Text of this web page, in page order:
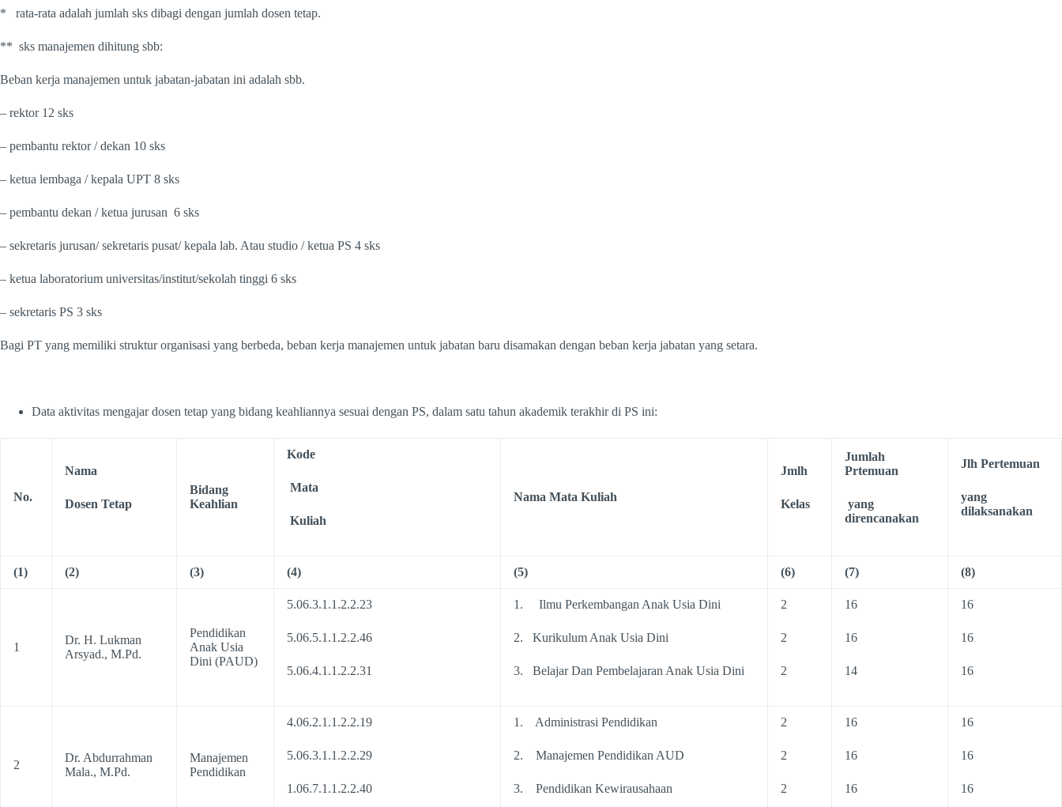
* rata-rata adalah jumlah sks dibagi dengan jumlah dosen tetap.
** sks manajemen dihitung sbb:
Beban kerja manajemen untuk jabatan-jabatan ini adalah sbb.
– rektor 12 sks
– pembantu rektor / dekan 10 sks
– ketua lembaga / kepala UPT 8 sks
– pembantu dekan / ketua jurusan 6 sks
– sekretaris jurusan/ sekretaris pusat/ kepala lab. Atau studio / ketua PS 4 sks
– ketua laboratorium universitas/institut/sekolah tinggi 6 sks
– sekretaris PS 3 sks
Bagi PT yang memiliki struktur organisasi yang berbeda, beban kerja manajemen untuk jabatan baru disamakan dengan beban kerja jabatan yang setara.
Data aktivitas mengajar dosen tetap yang bidang keahliannya sesuai dengan PS, dalam satu tahun akademik terakhir di PS ini:
No.
Nama
Dosen Tetap
Bidang
Keahlian
Kode
Mata
Kuliah
Nama Mata Kuliah
Jmlh
Kelas
Jumlah
Prtemuan
yang
direncanakan
Jlh Pertemuan
yang
dilaksanakan
(1) (2) (3) (4) (5) (6) (7) (8)
1
Dr. H. Lukman
Arsyad., M.Pd.
Pendidikan
Anak Usia
Dini (PAUD)
5.06.3.1.1.2.2.23
5.06.5.1.1.2.2.46
5.06.4.1.1.2.2.31
1. Ilmu Perkembangan Anak Usia Dini
2. Kurikulum Anak Usia Dini
3. Belajar Dan Pembelajaran Anak Usia Dini
2
2
2
16
16
14
16
16
16
2
Dr. Abdurrahman
Mala., M.Pd.
Manajemen
Pendidikan
4.06.2.1.1.2.2.19
5.06.3.1.1.2.2.29
1.06.7.1.1.2.2.40
1. Administrasi Pendidikan
2. Manajemen Pendidikan AUD
3. Pendidikan Kewirausahaan
2
2
2
16
16
16
16
16
16